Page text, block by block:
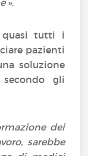
».
quasi tutti i
pazienti
soluzione
gli
dei
sarebbe